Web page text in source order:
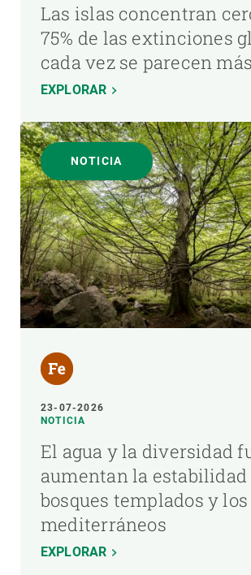
Las islas concentran
75% de las extinciones
cada vez se parecen más
EXPLORAR
NOTICIA
23-07-2026
NOTICIA
El agua y la diversidad
aumentan la estabilidad
bosques templados y los
mediterráneos
EXPLORAR